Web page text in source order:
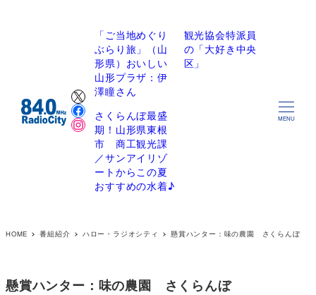
X
Facebook
Instagram
「ご当地めぐり
ぶらり旅」（山
形県）おいしい
山形プラザ：伊
澤瞳さん
観光協会特派員
の「大好き中央
区」
さくらんぼ最盛
期！山形県東根
市 商工観光課
／サンアイリゾ
ートからこの夏
おすすめの水着♪
MENU
HOME 番組紹介 ハロー・ラジオシティ 懸賞ハンター：味の農園 さくらんぼ
懸賞ハンター：味の農園 さくらんぼ